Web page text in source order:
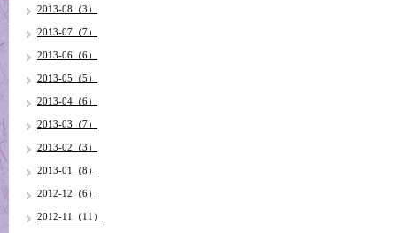
2013-08（3）
2013-07（7）
2013-06（6）
2013-05（5）
2013-04（6）
2013-03（7）
2013-02（3）
2013-01（8）
2012-12（6）
2012-11（11）